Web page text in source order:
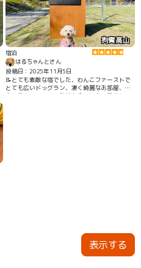
狗賓高山
宿泊
はるちゃんとさん
投稿日：2025年11月5日
📝とても素敵な宿でした、わんこファーストで
とても広いドッグラン、凄く綺麗なお部屋、自
由に使えるテラス、気持ち良い温泉、美味しい
表示する